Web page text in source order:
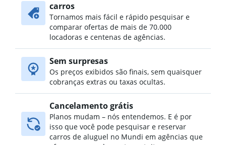
carros
Tornamos mais fácil e rápido pesquisar e
comparar ofertas de mais de 70.000
locadoras e centenas de agências.
Sem surpresas
Os preços exibidos são finais, sem quaisquer
cobranças extras ou taxas ocultas.
Cancelamento grátis
Planos mudam – nós entendemos. E é por
isso que você pode pesquisar e reservar
carros de aluguel no Mundi em agências que